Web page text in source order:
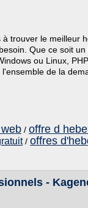
trouver le meilleur
Que ce soit
ou Linux,
de la
/ offre d
/ offres
-